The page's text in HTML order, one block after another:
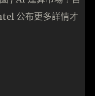
公布更多詳情才